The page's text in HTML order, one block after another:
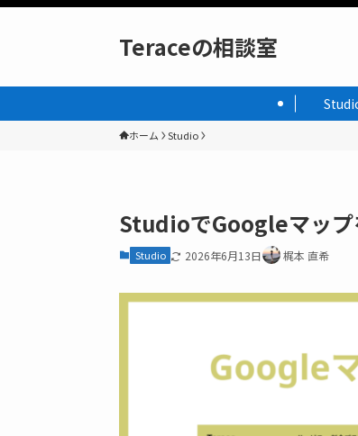
Teraceの相談室
ホーム Studio
StudioでGoogleマップ
Studio 2026年6月13日 梶本 直希